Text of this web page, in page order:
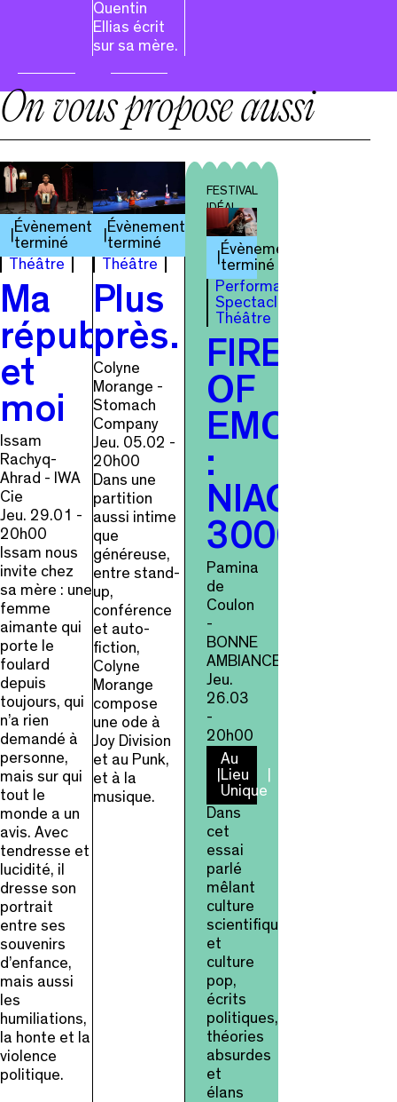
Quentin
Ellias écrit
sur sa mère.
On vous propose aussi
Évènement
terminé
Théâtre
Ma
république
et
moi
Issam
Rachyq-
Ahrad - IWA
Cie
Jeu. 29.01 -
20h00
Issam nous
invite chez
sa mère : une
femme
aimante qui
porte le
foulard
depuis
toujours, qui
n’a rien
demandé à
personne,
mais sur qui
tout le
monde a un
avis. Avec
tendresse et
lucidité, il
dresse son
portrait
entre ses
souvenirs
d’enfance,
mais aussi
les
humiliations,
la honte et la
violence
politique.
Évènement
terminé
Théâtre
Plus
près…
Colyne
Morange -
Stomach
Company
Jeu. 05.02 -
20h00
Dans une
partition
aussi intime
que
généreuse,
entre stand-
up,
conférence
et auto-
fiction,
Colyne
Morange
compose
une ode à
Joy Division
et au Punk,
et à la
musique.
FESTIVAL
IDÉAL
Évènement
terminé
Performance
Spectacle
Théâtre
FIRE
OF
:
NIAGARA
3000
Pamina
de
Coulon
-
BONNE
AMBIANCE
Jeu.
26.03
-
20h00
Au
Lieu
Unique
Dans
cet
essai
parlé
mêlant
culture
scientifique
et
culture
pop,
écrits
politiques,
théories
absurdes
et
élans